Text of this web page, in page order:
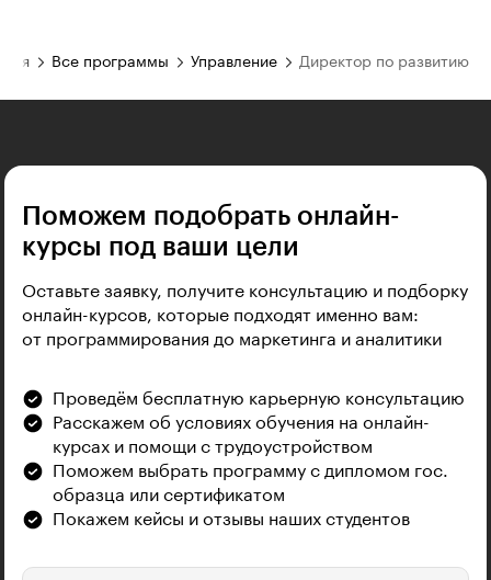
Все программы Управление Директор по развитию
Поможем подобрать онлайн-
курсы под ваши цели
Оставьте заявку, получите консультацию и подборку
онлайн-курсов, которые подходят именно вам:
от программирования до маркетинга и аналитики
Проведём бесплатную карьерную консультацию
Расскажем об условиях обучения на онлайн-
курсах и помощи с трудоустройством
Поможем выбрать программу с дипломом гос.
образца или сертификатом
Покажем кейсы и отзывы наших студентов